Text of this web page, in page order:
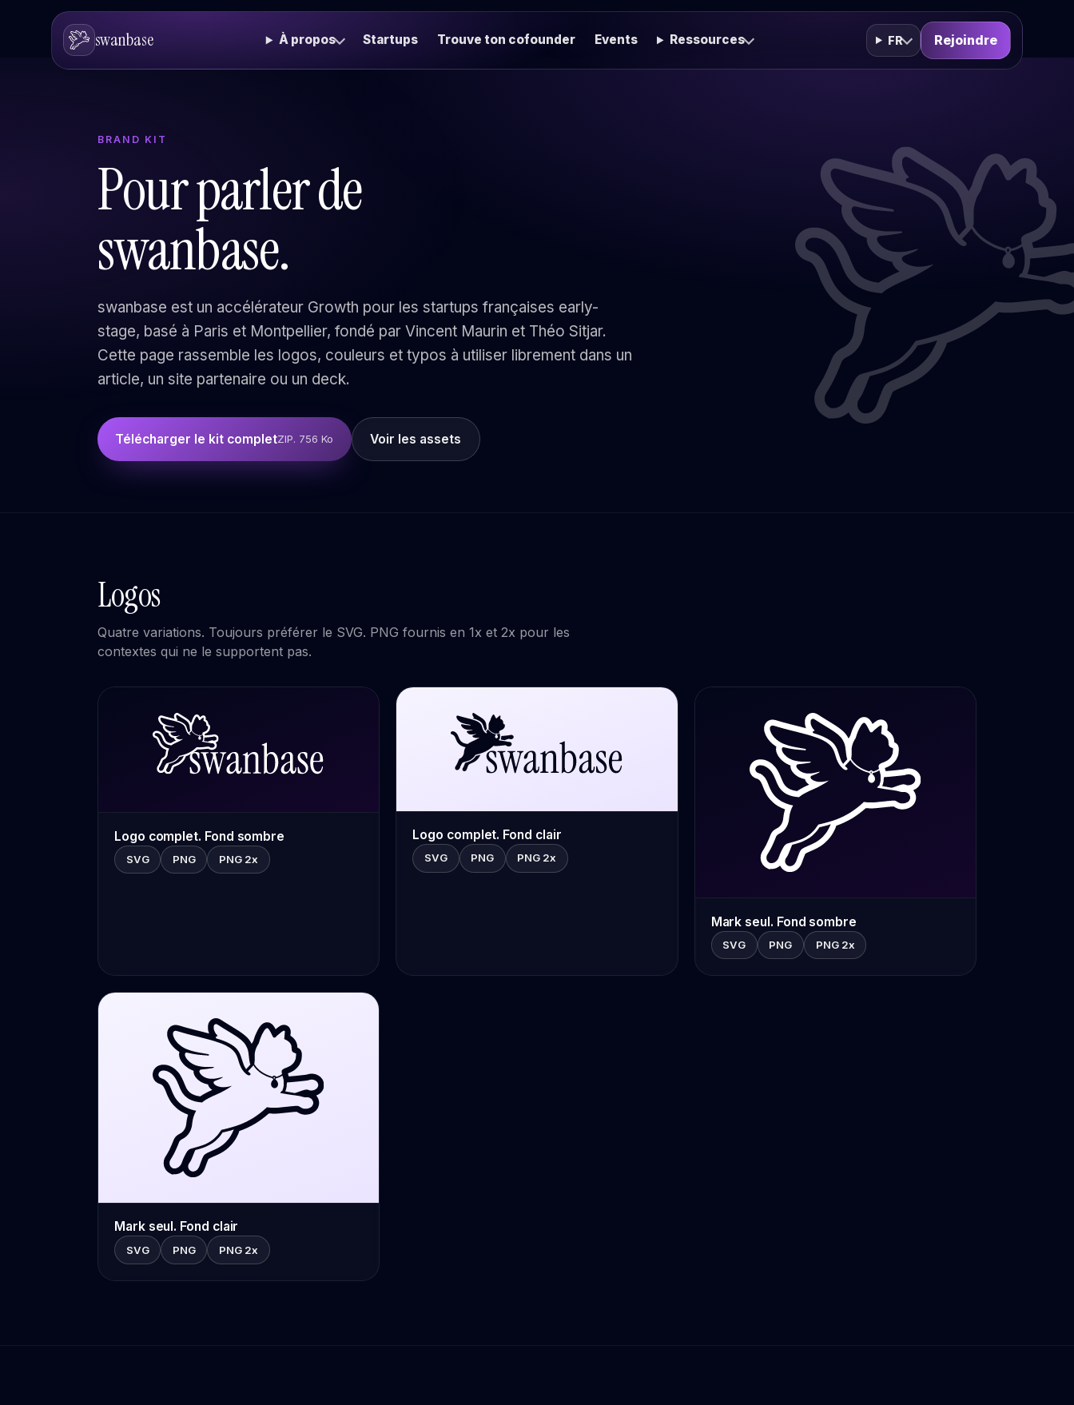
swanbase À propos Startups Trouve ton cofounder Events Ressources FR Rejoindre
BRAND KIT
Pour parler de
swanbase.
swanbase est un accélérateur Growth pour les startups françaises early-
stage, basé à Paris et Montpellier, fondé par Vincent Maurin et Théo Sitjar.
Cette page rassemble les logos, couleurs et typos à utiliser librement dans un
article, un site partenaire ou un deck.
Télécharger le kit completZIP. 756 Ko Voir les assets
Logos
Quatre variations. Toujours préférer le SVG. PNG fournis en 1x et 2x pour les
contextes qui ne le supportent pas.
Logo complet. Fond sombre
SVG PNG PNG 2x
Logo complet. Fond clair
SVG PNG PNG 2x
Mark seul. Fond sombre
SVG PNG PNG 2x
Mark seul. Fond clair
SVG PNG PNG 2x